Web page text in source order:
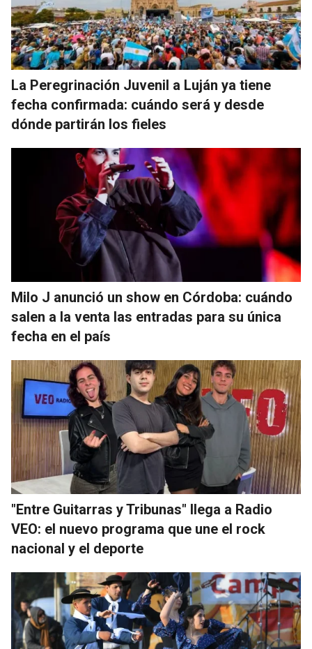
La Peregrinación Juvenil a Luján ya tiene
fecha confirmada: cuándo será y desde
dónde partirán los fieles
Milo J anunció un show en Córdoba: cuándo
salen a la venta las entradas para su única
fecha en el país
"Entre Guitarras y Tribunas" llega a Radio
VEO: el nuevo programa que une el rock
nacional y el deporte